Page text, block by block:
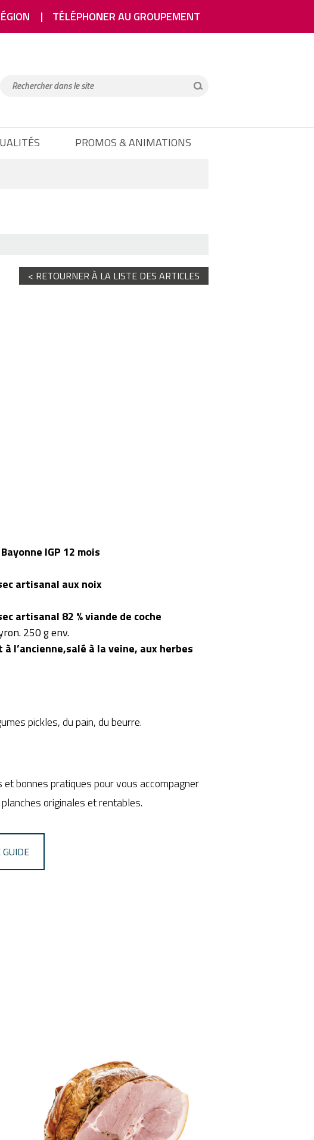
TÉLÉPHONER AU GROUPEMENT
PROMOS & ANIMATIONS
< RETOURNER À LA LISTE DES ARTICLES
IGP 12 mois
artisanal aux noix
artisanal 82 % viande de coche
250 g env.
à l’ancienne,salé à la veine, aux herbes
pickles, du pain, du beurre.
et bonnes pratiques pour vous accompagner
originales et rentables.